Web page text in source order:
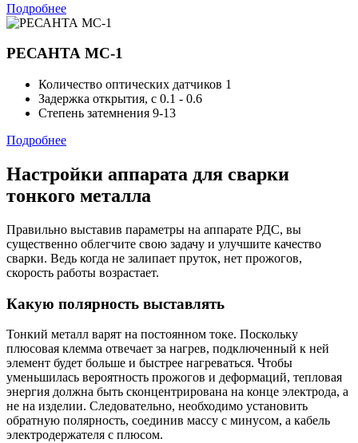
Подробнее
РЕСАНТА МС-1
Количество оптических датчиков 1
Задержка открытия, с 0.1 - 0.6
Степень затемнения 9-13
Подробнее
Настройки аппарата для сварки
тонкого металла
Правильно выставив параметры на аппарате РДС, вы
существенно облегчите свою задачу и улучшите качество
сварки. Ведь когда не залипает пруток, нет прожогов,
скорость работы возрастает.
Какую полярность выставлять
Тонкий металл варят на постоянном токе. Поскольку
плюсовая клемма отвечает за нагрев, подключенный к ней
элемент будет больше и быстрее нагреваться. Чтобы
уменьшилась вероятность прожогов и деформаций, тепловая
энергия должна быть сконцентрирована на конце электрода, а
не на изделии. Следовательно, необходимо установить
обратную полярность, соединив массу с минусом, а кабель
электродержателя с плюсом.